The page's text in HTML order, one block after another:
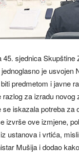
45. sjednica
je
predmetom i javne
za izradu
se iskazala potreba za
izvrše ove izmjene,
ustanova i vrtića,
Mušija i dodao